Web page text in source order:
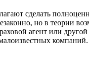
сделать
но в теории
агент или
компаний.